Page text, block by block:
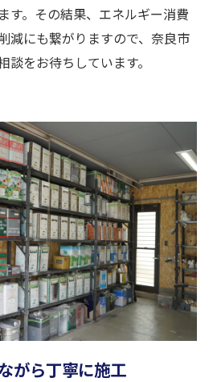
す。その結果、エネルギー消費
減にも繋がりますので、奈良市
をお待ちしています。
がら丁寧に施工